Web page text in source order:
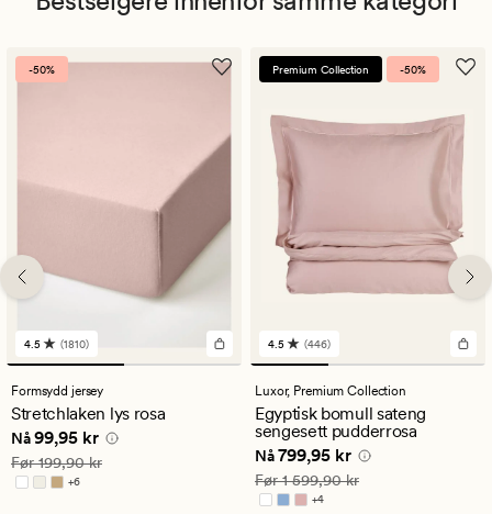
-50%
1810
anmeldelser
med
en
gjennomsnittlig
vurdering
på
4.5
4.5 (1810)
Formsydd jersey
Stretchlaken lys rosa
Nåværende pris
Nå99,95 kr
Vanlig pris 199,90 kr
Før199,90 kr
+6
Tilgjengelig i flere farger
Premium Collection -50%
446
anmeldelser
med
en
gjennomsnittlig
vurdering
på
4.5
4.5 (446)
Luxor, Premium Collection
Egyptisk bomull sateng
sengesett pudderrosa
Nåværende pris
Nå799,95 kr
Vanlig pris 1 599,90 kr
Før1 599,90 kr
+4
Tilgjengelig i flere farger